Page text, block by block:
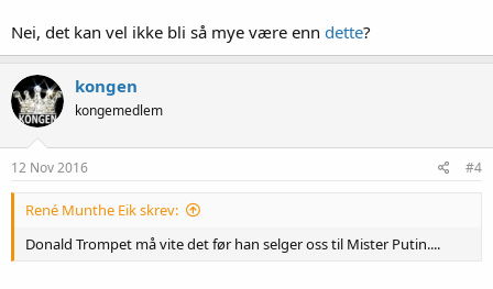
Nei, det kan vel ikke bli så mye være enn dette?
kongen
kongemedlem
12 Nov 2016 #4
René Munthe Eik skrev:
Donald Trompet må vite det før han selger oss til Mister Putin....